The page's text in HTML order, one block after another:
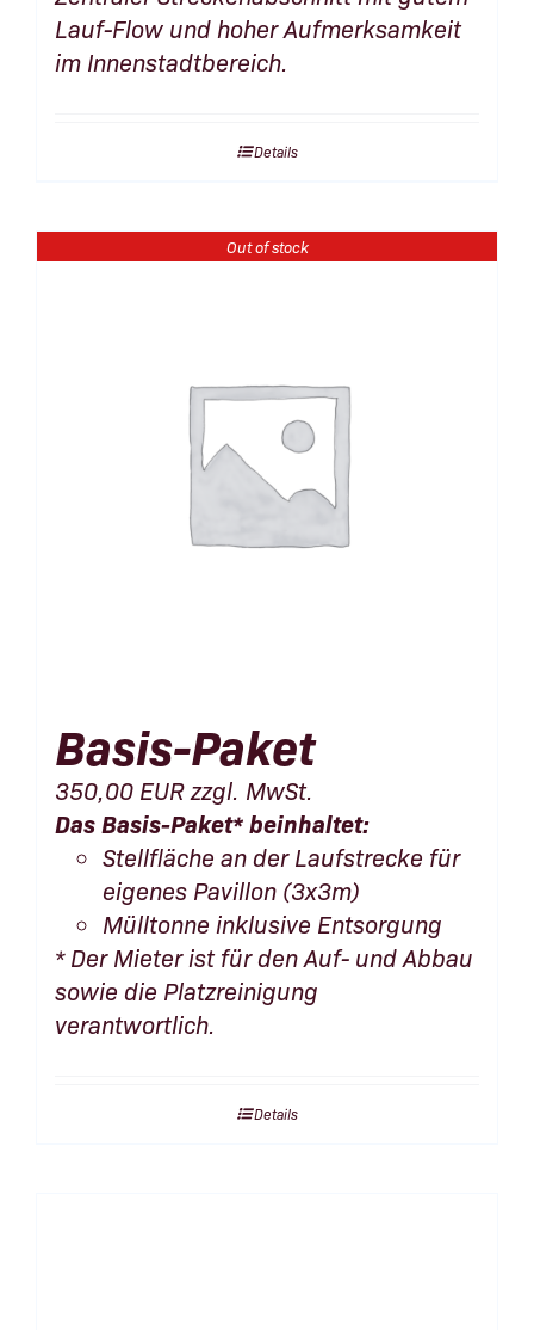
Lauf-Flow und hoher Aufmerksamkeit
im Innenstadtbereich.
Details
Out of stock
Basis-Paket
350,00 EURzzgl. MwSt.
Das Basis-Paket* beinhaltet:
Stellfläche an der Laufstrecke für
eigenes Pavillon (3x3m)
Mülltonne inklusive Entsorgung
* Der Mieter ist für den Auf- und Abbau
sowie die Platzreinigung
verantwortlich.
Details